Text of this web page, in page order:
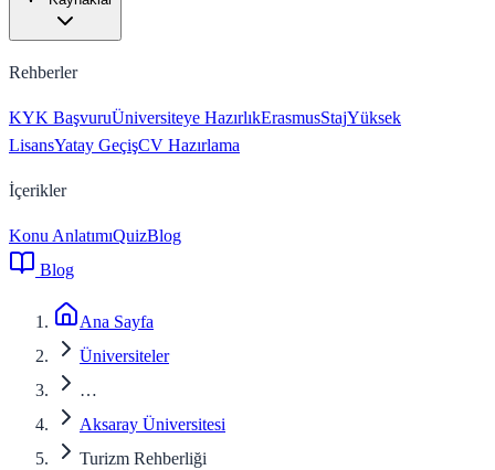
Rehberler
KYK BaşvuruÜniversiteye HazırlıkErasmusStajYüksek
LisansYatay GeçişCV Hazırlama
İçerikler
Konu AnlatımıQuizBlog
Blog
Ana Sayfa
Üniversiteler
…
Aksaray Üniversitesi
Turizm Rehberliği